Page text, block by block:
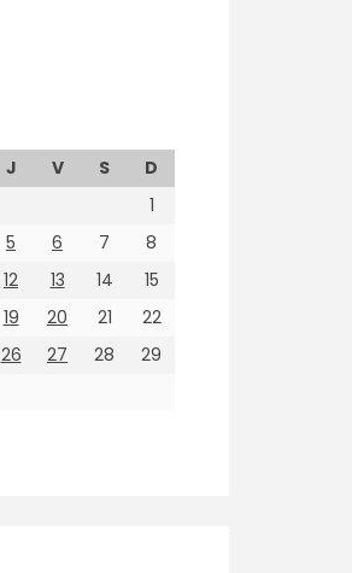
J V S
D
1
5 6 7
8
12 13 14
15
19 20 21
22
26 27 28
29